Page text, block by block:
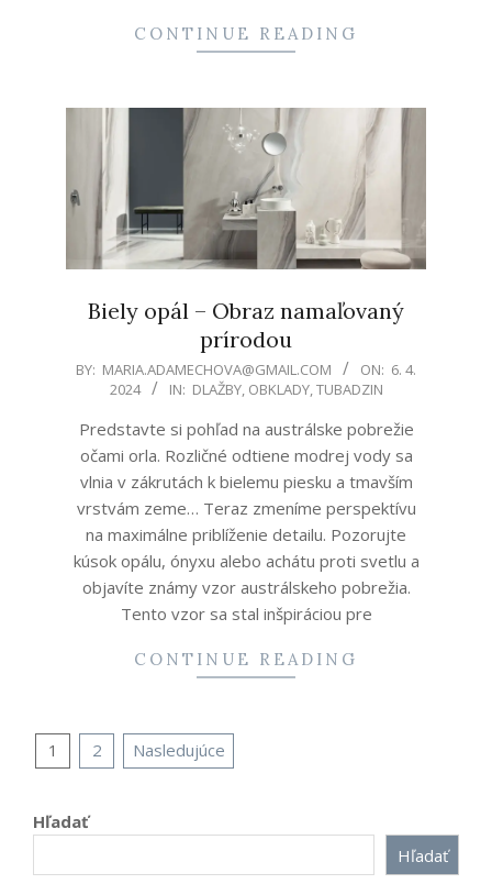
CONTINUE READING
Biely opál – Obraz namaľovaný
prírodou
2024-
06
BY: MARIA.ADAMECHOVA@GMAIL.COM ON: 6. 4.
2024
IN: DLAŽBY, OBKLADY,TUBADZIN
Predstavte si pohľad na austrálske pobrežie
očami orla. Rozličné odtiene modrej vody sa
vlnia v zákrutách k bielemu piesku a tmavším
vrstvám zeme… Teraz zmeníme perspektívu
na maximálne priblíženie detailu. Pozorujte
kúsok opálu, ónyxu alebo achátu proti svetlu a
objavíte známy vzor austrálskeho pobrežia.
Tento vzor sa stal inšpiráciou pre
CONTINUE READING
Navigácia
článkoch
1 2 Nasledujúce
Hľadať
Hľadať